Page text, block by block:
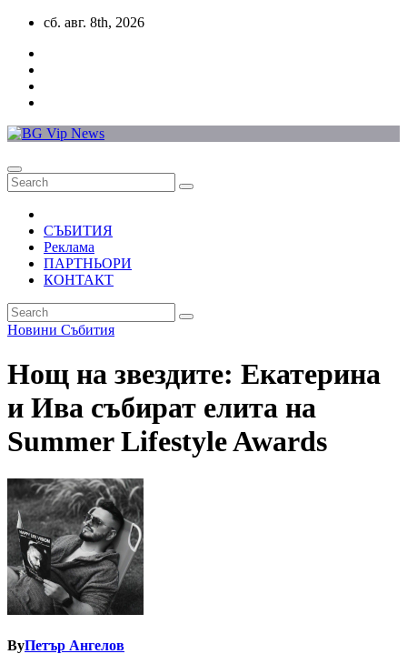
Skip
content
сб. авг. 8th, 2026
СЪБИТИЯ
Реклама
ПАРТНЬОРИ
КОНТАКТ
Новини Събития
Нощ на звездите: Екатерина
и Ива събират елита на
Summer Lifestyle Awards
ByПетър Ангелов